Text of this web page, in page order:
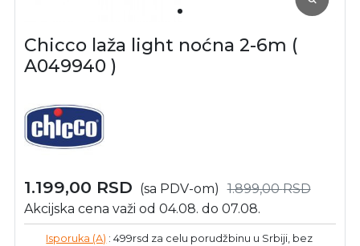
Chicco laža light noćna 2-6m (
A049940 )
1.199,00 RSD (sa PDV-om) 1.899,00RSD
Akcijska cena važi od 04.08. do 07.08.
Isporuka (A) : 499rsd za celu porudžbinu u Srbiji, bez